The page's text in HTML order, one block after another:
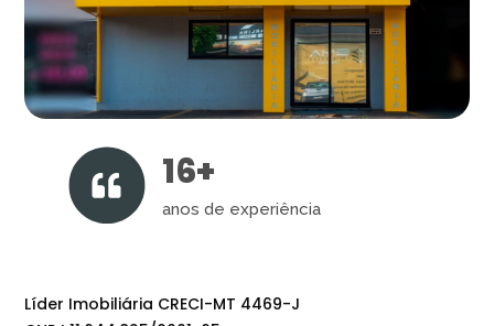
16+
anos de experiência
Líder Imobiliária CRECI-MT 4469-J